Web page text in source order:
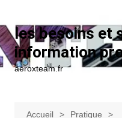
les besoins et
information
aeroxteam.fr
Accueil
Pratique